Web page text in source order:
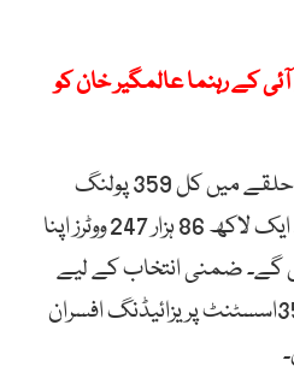
کے رہنما عالمگیر خان کو
الیکشن کمیشن کے مطابق حلقے میں کل 359 پولنگ
اسٹیشنز قائم کیے گئے ہیں۔ ایک لاکھ 86 ہزار 247 ووٹرز اپنا
گے۔ ضمنی انتخاب کے لیے
124 پریذائیڈنگ افسران 359اسسٹنٹ پریزائیڈنگ افسران